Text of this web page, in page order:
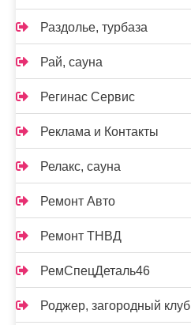
Раздолье, турбаза
Рай, сауна
Регинас Сервис
Реклама и Контакты
Релакс, сауна
Ремонт Авто
Ремонт ТНВД
РемСпецДеталь46
Роджер, загородный клуб